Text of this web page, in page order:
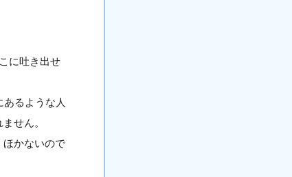
に吐き出せ
るような人
せん。
ほかないので